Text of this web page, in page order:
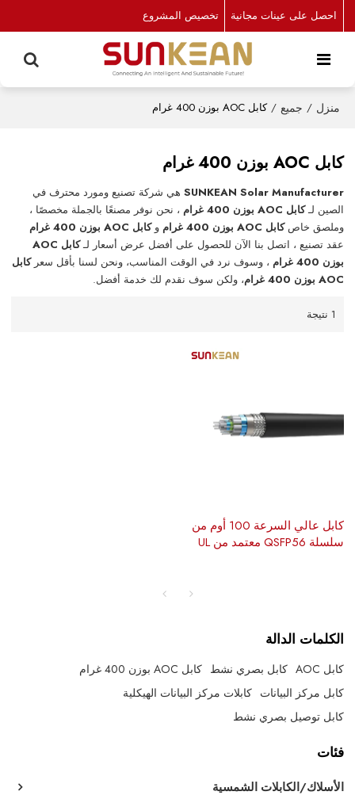
احصل على عينات مجانية تخصيص المشروع
منزل / جميع / كابل AOC بوزن 400 غرام
كابل AOC بوزن 400 غرام
SUNKEAN Solar Manufacturer هي شركة تصنيع ومورد محترف في
الصين لـكابل AOC بوزن 400 غرام
، نحن نوفر مصنعًا بالجملة مخصصًا ،
وملصق خاصكابل AOC بوزن 400 غرام وكابل AOC بوزن 400 غرام
عقد تصنيع ، اتصل بنا الآن للحصول على أفضل عرض أسعار لـ
كابل AOC
بوزن 400 غرام
، وسوف نرد في الوقت المناسب، ونحن لسنا بأقل سعركابل
AOC بوزن 400 غرام
، ولكن سوف نقدم لك خدمة أفضل.
1 نتيجة
كابل عالي السرعة 100 أوم من
سلسلة QSFP56 معتمد من UL
الكلمات الدالة
كابل AOC كابل بصري نشط كابل AOC بوزن 400 غرام
كابل مركز البيانات كابلات مركز البيانات الهيكلية
كابل توصيل بصري نشط
فئات
الأسلاك/الكابلات الشمسية